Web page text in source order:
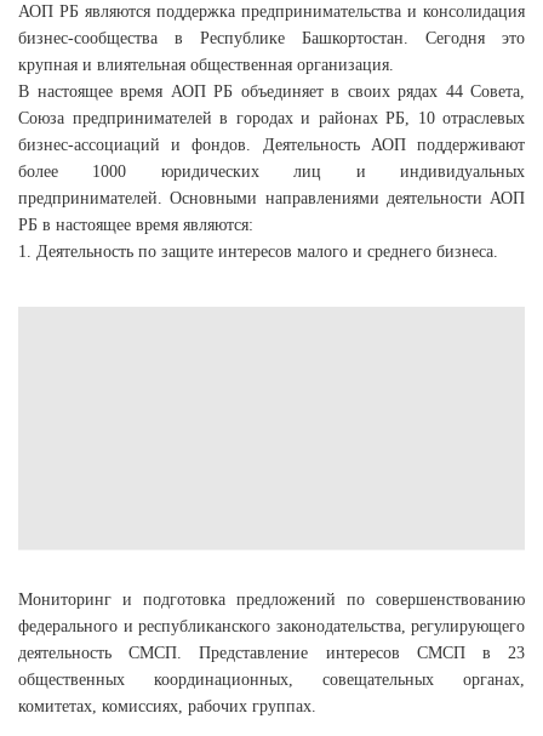
АОП РБ являются поддержка предпринимательства и консолидация
бизнес-сообщества в Республике Башкортостан. Сегодня это
крупная и влиятельная общественная организация.
В настоящее время АОП РБ объединяет в своих рядах 44 Совета,
Союза предпринимателей в городах и районах РБ, 10 отраслевых
бизнес-ассоциаций и фондов. Деятельность АОП поддерживают
более 1000 юридических лиц и индивидуальных
предпринимателей. Основными направлениями деятельности АОП
РБ в настоящее время являются:
1. Деятельность по защите интересов малого и среднего бизнеса.
Мониторинг и подготовка предложений по совершенствованию
федерального и республиканского законодательства, регулирующего
деятельность СМСП. Представление интересов СМСП в 23
общественных координационных, совещательных органах,
комитетах, комиссиях, рабочих группах.